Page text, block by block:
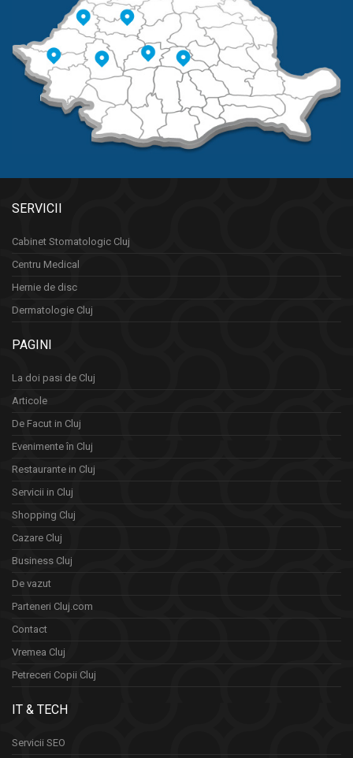
SERVICII
Cabinet Stomatologic Cluj
Centru Medical
Hernie de disc
Dermatologie Cluj
PAGINI
La doi pasi de Cluj
Articole
De Facut in Cluj
Evenimente în Cluj
Restaurante in Cluj
Servicii in Cluj
Shopping Cluj
Cazare Cluj
Business Cluj
De vazut
Parteneri Cluj.com
Contact
Vremea Cluj
Petreceri Copii Cluj
IT & TECH
Servicii SEO